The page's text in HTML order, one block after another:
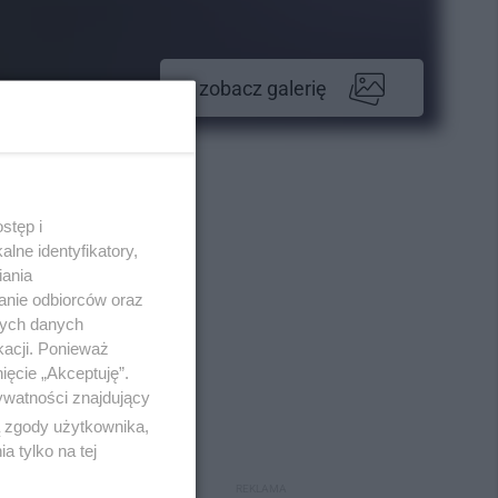
zobacz galerię
i
identyfikatory,
odbiorców oraz
danych
Ponieważ
„Akceptuję”.
znajdujący
użytkownika,
tylko na tej